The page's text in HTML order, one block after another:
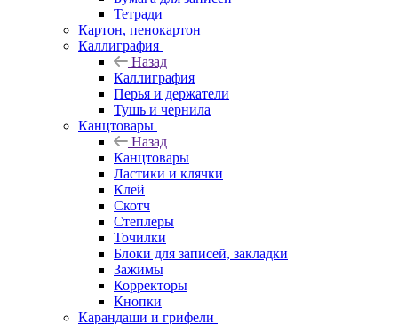
Тетради
Картон, пенокартон
Каллиграфия
Назад
Каллиграфия
Перья и держатели
Тушь и чернила
Канцтовары
Назад
Канцтовары
Ластики и клячки
Клей
Скотч
Степлеры
Точилки
Блоки для записей, закладки
Зажимы
Корректоры
Кнопки
Карандаши и грифели